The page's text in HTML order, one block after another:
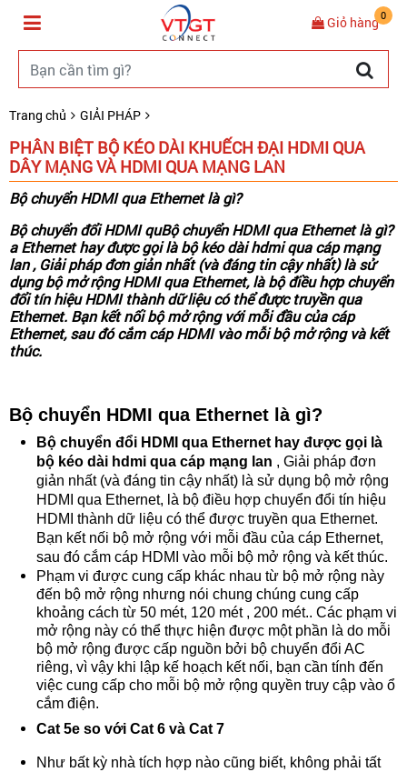
Giỏ hàng0
Trang chủ GIẢI PHÁP
PHÂN BIỆT BỘ KÉO DÀI KHUẾCH ĐẠI HDMI QUA
DÂY MẠNG VÀ HDMI QUA MẠNG LAN
Bộ chuyển HDMI qua Ethernet là gì?
Bộ chuyển đổi HDMI quBộ chuyển HDMI qua Ethernet là gì?
a Ethernet hay được gọi là bộ kéo dài hdmi qua cáp mạng
lan , Giải pháp đơn giản nhất (và đáng tin cậy nhất) là sử
dụng bộ mở rộng HDMI qua Ethernet, là bộ điều hợp chuyển
đổi tín hiệu HDMI thành dữ liệu có thể được truyền qua
Ethernet. Bạn kết nối bộ mở rộng với mỗi đầu của cáp
Ethernet, sau đó cắm cáp HDMI vào mỗi bộ mở rộng và kết
thúc.
Bộ chuyển HDMI qua Ethernet là gì?
Bộ chuyển đổi HDMI qua Ethernet hay được gọi là
bộ kéo dài hdmi qua cáp mạng lan , Giải pháp đơn
giản nhất (và đáng tin cậy nhất) là sử dụng bộ mở rộng
HDMI qua Ethernet, là bộ điều hợp chuyển đổi tín hiệu
HDMI thành dữ liệu có thể được truyền qua Ethernet.
Bạn kết nối bộ mở rộng với mỗi đầu của cáp Ethernet,
sau đó cắm cáp HDMI vào mỗi bộ mở rộng và kết thúc.
Phạm vi được cung cấp khác nhau từ bộ mở rộng này
đến bộ mở rộng nhưng nói chung chúng cung cấp
khoảng cách từ 50 mét, 120 mét , 200 mét.. Các phạm vi
mở rộng này có thể thực hiện được một phần là do mỗi
bộ mở rộng được cấp nguồn bởi bộ chuyển đổi AC
riêng, vì vậy khi lập kế hoạch kết nối, bạn cần tính đến
việc cung cấp cho mỗi bộ mở rộng quyền truy cập vào ổ
cắm điện.
Cat 5e so với Cat 6 và Cat 7
Như bất kỳ nhà tích hợp nào cũng biết, không phải tất